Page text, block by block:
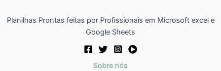
Planilhas Prontas feitas por Profissionais em Microsoft excel e
Google Sheets
Sobre nós